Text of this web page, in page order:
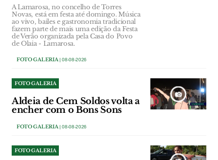
A Lamarosa, no concelho de Torres
Novas, está em festa até domingo. Música
ao vivo, bailes e gastronomia tradicional
fazem parte de mais uma edição da Festa
de Verão organizada pela Casa do Povo
de Olaia - Lamarosa.
FOTO GALERIA | 08-08-2026
FOTO GALERIA
Aldeia de Cem Soldos volta a
encher com o Bons Sons
FOTO GALERIA | 08-08-2026
FOTO GALERIA